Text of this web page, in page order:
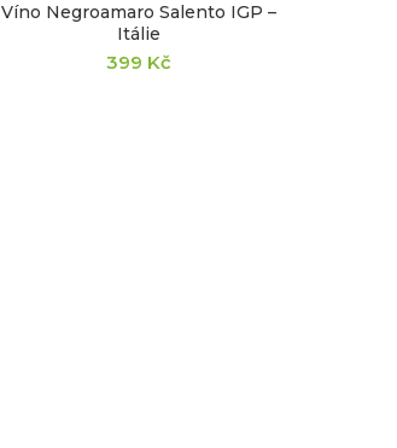
Víno Negroamaro Salento IGP –
Itálie
399 Kč